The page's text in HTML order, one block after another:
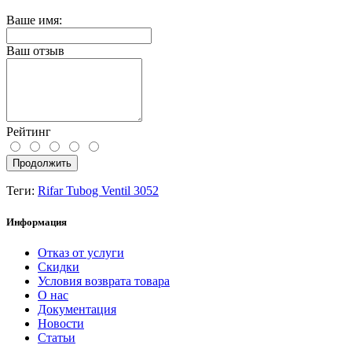
Ваше имя:
Ваш отзыв
Рейтинг
Продолжить
Теги: Rifar Tubog Ventil 3052
Информация
Отказ от услуги
Скидки
Условия возврата товара
О нас
Документация
Новости
Статьи